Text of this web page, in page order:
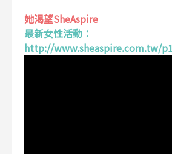
她渴望SheAspire
最新女性活動：
http://www.sheaspire.com.tw/